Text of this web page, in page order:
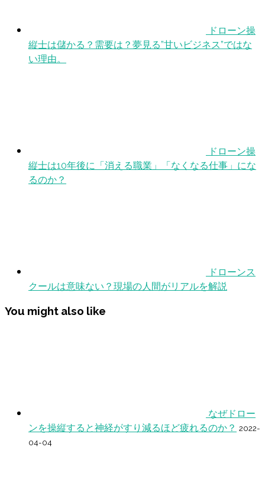
ドローン操
縦士は儲かる？需要は？夢見る”甘いビジネス”ではな
い理由。
ドローン操
縦士は10年後に「消える職業」「なくなる仕事」にな
るのか？
ドローンス
クールは意味ない？現場の人間がリアルを解説
You might also like
なぜドロー
ンを操縦すると神経がすり減るほど疲れるのか？ 2022-
04-04